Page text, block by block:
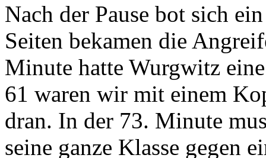
Nach der Pause bot sich
Seiten bekamen die
Minute hatte Wurgwitz
61 waren wir mit einem
dran. In der 73. Minute
seine ganze Klasse gegen